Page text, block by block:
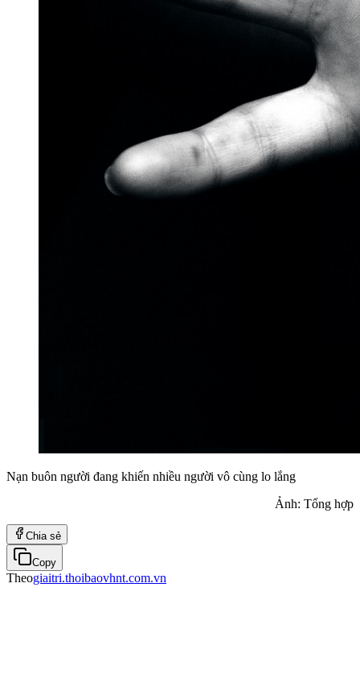
Nạn buôn người đang khiến nhiều người vô cùng lo lắng
Ảnh: Tổng hợp
Chia sẻ
Copy
Theogiaitri.thoibaovhnt.com.vn